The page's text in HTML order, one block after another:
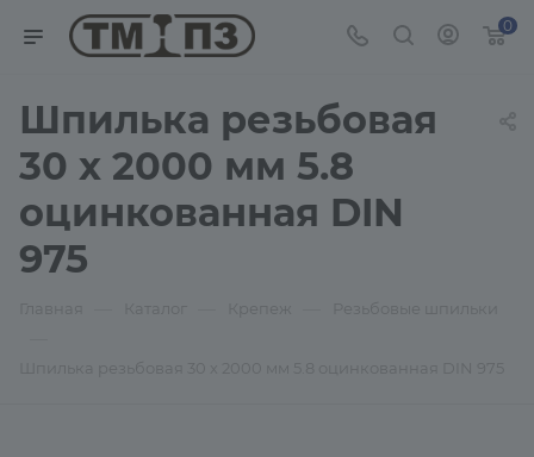
0
Шпилька резьбовая
30 х 2000 мм 5.8
оцинкованная DIN
975